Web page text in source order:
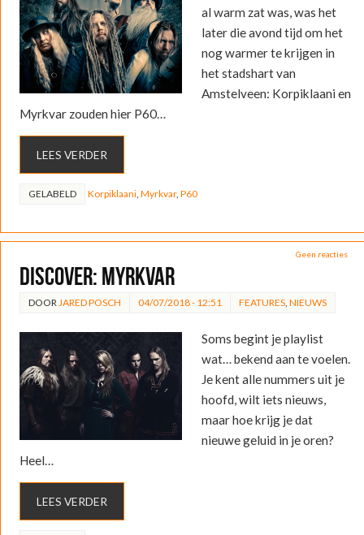
al warm zat was, was het
later die avond tijd om het
nog warmer te krijgen in
het stadshart van
Amstelveen: Korpiklaani en
Myrkvar zouden hier P60…
LEES VERDER
GELABELD Korpiklaani, Myrkvar, P60
Geen reacties
DISCOVER: Myrkvar
DOOR JARED POSCH 04/07/2018 - 12:51 FEATURES, NIEUWS
Soms begint je playlist
wat… bekend aan te voelen.
Je kent alle nummers uit je
hoofd, wilt iets nieuws,
maar hoe krijg je dat
nieuwe geluid in je oren?
Heel…
LEES VERDER